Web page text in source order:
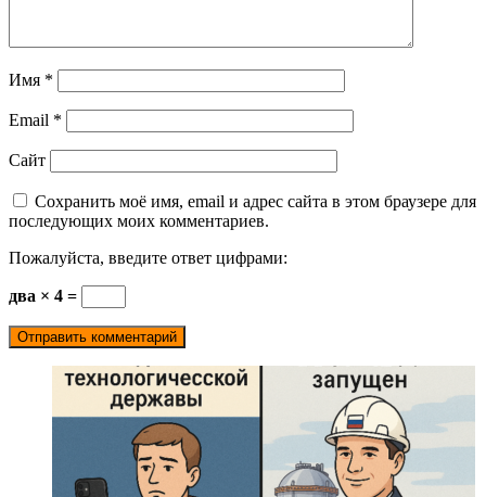
Имя *
Email *
Сайт
Сохранить моё имя, email и адрес сайта в этом браузере для
последующих моих комментариев.
Пожалуйста, введите ответ цифрами:
два × 4 =